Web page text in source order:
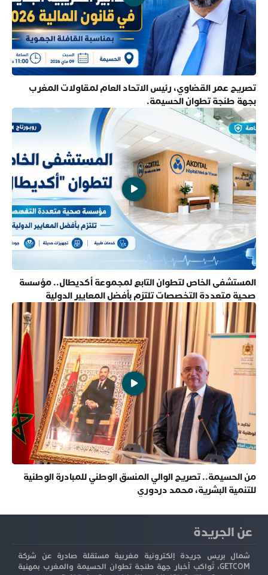
تصريح عمر القضاوي، رئيس الاتحاد العام لمقاولات المغرب
بجهة طنجة تطوان الحسيمة.
المستشفى الخاص لتطوان التابع لمجموعة أكديطال.. مؤسسة
صحية متعددة التخصصات تلتزم بأفضل المعايير الدولية
من الحسيمة.. تصريح الوالي المنسق الوطني للمبادرة الوطنية
للتنمية البشرية، محمد دردوري
عن الجريدة
شمال بريس جريدة إلكترونية مغربية مستقلة صادرة عن شركة
GETCOM، تُواكب أخبار جهة طنجة تطوان الحسيمة والمغرب بمهنية